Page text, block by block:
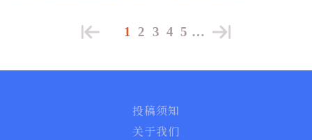
1 2 3 4 5 …
投稿须知
关于我们